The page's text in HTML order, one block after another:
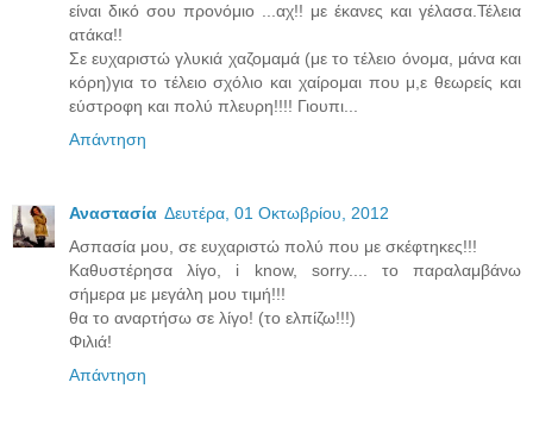
είναι δικό σου προνόμιο ...αχ!! με έκανες και γέλασα.Τέλεια
ατάκα!!
Σε ευχαριστώ γλυκιά χαζομαμά (με το τέλειο όνομα, μάνα και
κόρη)για το τέλειο σχόλιο και χαίρομαι που μ,ε θεωρείς και
εύστροφη και πολύ πλευρη!!!! Γιουπι...
Απάντηση
Αναστασία Δευτέρα, 01 Οκτωβρίου, 2012
Ασπασία μου, σε ευχαριστώ πολύ που με σκέφτηκες!!!
Καθυστέρησα λίγο, i know, sorry.... το παραλαμβάνω
σήμερα με μεγάλη μου τιμή!!!
θα το αναρτήσω σε λίγο! (το ελπίζω!!!)
Φιλιά!
Απάντηση